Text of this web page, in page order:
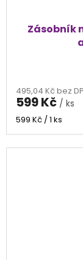
Zásobník
495,04 Kč bez
599 Kč / ks
Měrná
599 Kč / 1 ks